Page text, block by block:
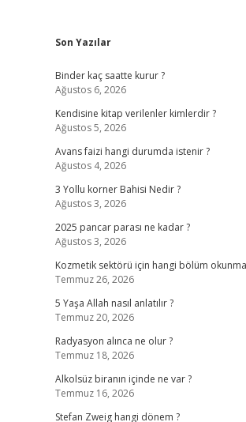
Sidebar
Son Yazılar
Binder kaç saatte kurur ?
Ağustos 6, 2026
Kendisine kitap verilenler kimlerdir ?
Ağustos 5, 2026
Avans faizi hangi durumda istenir ?
Ağustos 4, 2026
3 Yollu korner Bahisi Nedir ?
Ağustos 3, 2026
2025 pancar parası ne kadar ?
Ağustos 3, 2026
Kozmetik sektörü için hangi bölüm
Temmuz 26, 2026
5 Yaşa Allah nasıl anlatılır ?
Temmuz 20, 2026
Radyasyon alınca ne olur ?
Temmuz 18, 2026
Alkolsüz biranın içinde ne var ?
Temmuz 16, 2026
Stefan Zweig hangi dönem ?
ilbet güncel giriş adresi